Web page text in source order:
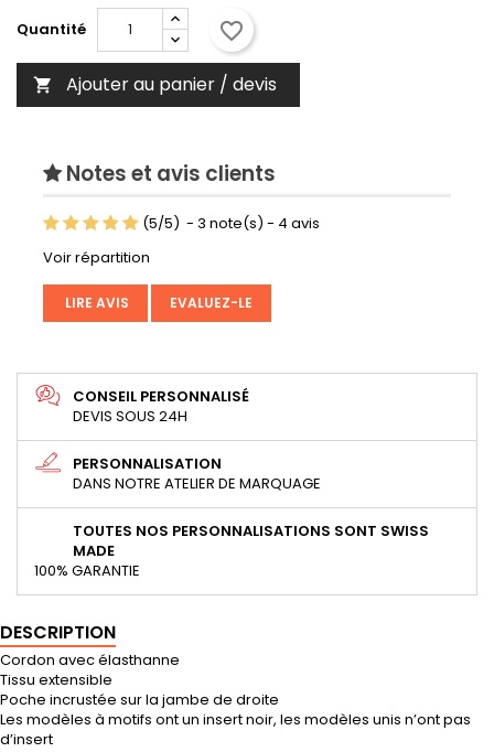
Quantité favorite_border
 Ajouter au panier / devis
Notes et avis clients
(5/5) - 3 note(s) - 4 avis
Voir répartition
LIRE AVIS EVALUEZ-LE
CONSEIL PERSONNALISÉ
DEVIS SOUS 24H
PERSONNALISATION
DANS NOTRE ATELIER DE MARQUAGE
TOUTES NOS PERSONNALISATIONS SONT SWISS
MADE
100% GARANTIE
DESCRIPTION
Cordon avec élasthanne
Tissu extensible
Poche incrustée sur la jambe de droite
Les modèles à motifs ont un insert noir, les modèles unis n’ont pas
d’insert